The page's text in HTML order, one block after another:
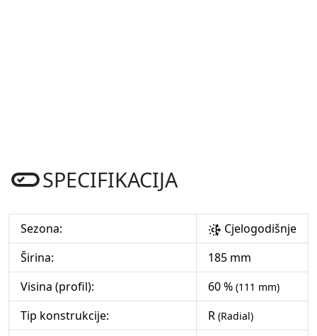
SPECIFIKACIJA
Sezona:
Cjelogodišnje
Širina:
185 mm
Visina (profil):
60 % (111 mm)
Tip konstrukcije: R (Radial)